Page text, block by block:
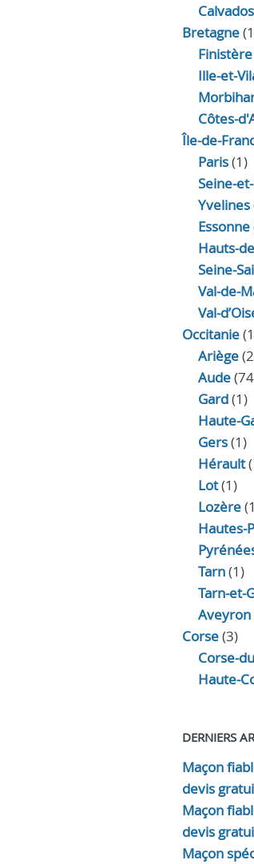
Calvados
Bretagne
Finistère
Ille-et-
Côtes-
Île-de-
Paris(1)
Seine-
Yvelines
Essonne
Hauts-
Seine-
Val-de-
Val-
Occitanie
Ariège
Aude
Gard(1)
Haute-
Gers(1)
Hérault
Lot(1)
Lozère
Hautes-
Tarn(1)
Tarn-et-
Aveyron
Corse(3)
Corse-
Haute-
DERNIERS
Maçon
devis
Maçon
devis
Maçon